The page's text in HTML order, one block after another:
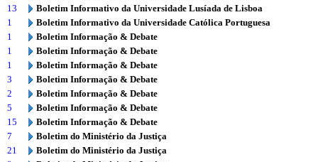
13
Boletim Informativo da Universidade Lusíada de Lisboa
1
Boletim Informativo da Universidade Católica Portuguesa
1
Boletim Informação & Debate
1
Boletim Informação & Debate
1
Boletim Informação & Debate
3
Boletim Informação & Debate
2
Boletim Informação & Debate
5
Boletim Informação & Debate
15
Boletim Informação & Debate
7
Boletim do Ministério da Justiça
21
Boletim do Ministério da Justiça